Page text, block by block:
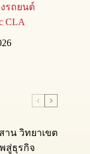
รถยนต์
CLA
าน วิทยาเขต
สู่ธุรกิจ